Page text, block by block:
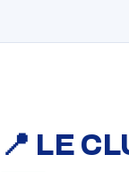
📍 LE